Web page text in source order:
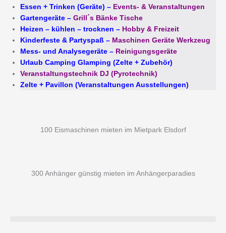
Essen + Trinken (Geräte) – Events- & Veranstaltungen
Gartengeräte – Grill´s Bänke Tische
Heizen – kühlen – trocknen – Hobby & Freizeit
Kinderfeste & Partyspaß – Maschinen Geräte Werkzeug
Mess- und Analysegeräte – Reinigungsgeräte
Urlaub Camping Glamping (Zelte + Zubehör)
Veranstaltungstechnik DJ (Pyrotechnik)
Zelte + Pavillon (Veranstaltungen Ausstellungen)
100 Eismaschinen mieten im Mietpark Elsdorf
300 Anhänger günstig mieten im Anhängerparadies